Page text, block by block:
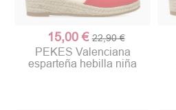
15,00 € 22,90 €
PEKES Valenciana
esparteña hebilla niña